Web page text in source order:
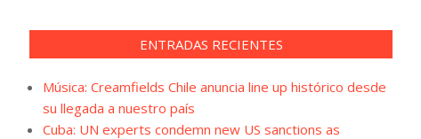
ENTRADAS RECIENTES
Música: Creamfields Chile anuncia line up histórico desde
su llegada a nuestro país
Cuba: UN experts condemn new US sanctions as